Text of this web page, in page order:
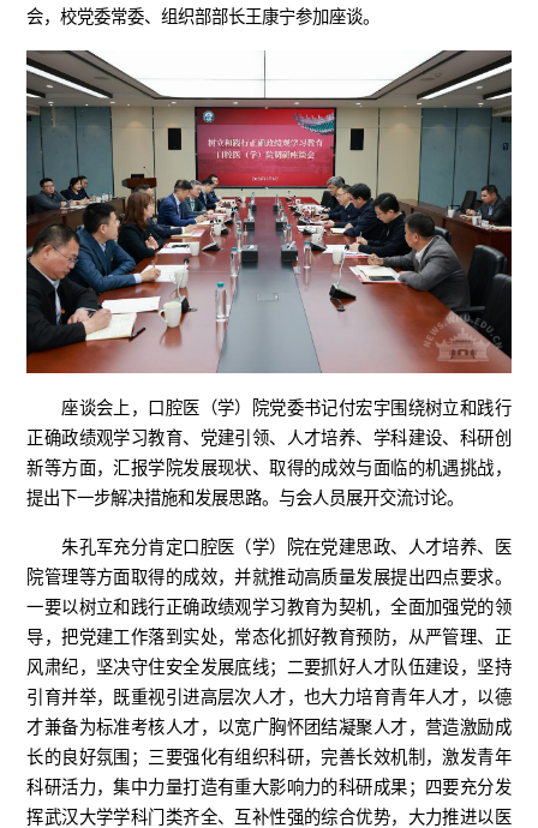
会，校党委常委、组织部部长王康宁参加座谈。
座谈会上，口腔医（学）院党委书记付宏宇围绕树立和践行
正确政绩观学习教育、党建引领、人才培养、学科建设、科研创
新等方面，汇报学院发展现状、取得的成效与面临的机遇挑战，
提出下一步解决措施和发展思路。与会人员展开交流讨论。
朱孔军充分肯定口腔医（学）院在党建思政、人才培养、医
院管理等方面取得的成效，并就推动高质量发展提出四点要求。
一要以树立和践行正确政绩观学习教育为契机，全面加强党的领
导，把党建工作落到实处，常态化抓好教育预防，从严管理、正
风肃纪，坚决守住安全发展底线；二要抓好人才队伍建设，坚持
引育并举，既重视引进高层次人才，也大力培育青年人才，以德
才兼备为标准考核人才，以宽广胸怀团结凝聚人才，营造激励成
长的良好氛围；三要强化有组织科研，完善长效机制，激发青年
科研活力，集中力量打造有重大影响力的科研成果；四要充分发
挥武汉大学学科门类齐全、互补性强的综合优势，大力推进以医